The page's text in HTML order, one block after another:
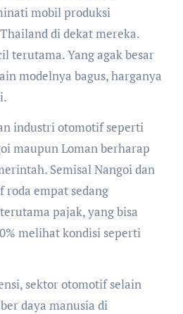
mobil produksi
di dekat mereka.
terutama. Yang agak besar
modelnya bagus, harganya
industri otomotif seperti
maupun Loman berharap
Semisal Nangoi dan
empat sedang
pajak, yang bisa
melihat kondisi seperti
sektor otomotif selain
daya manusia di